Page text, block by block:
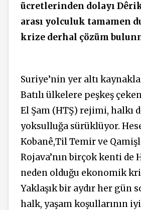
ücretlerinden dolayı
arası yolculuk tamamen
krize derhal çözüm
Suriye’nin yer altı
Batılı ülkelere peşkeş
El Şam (HTŞ) rejimi, halkı
yoksulluğa sürüklüyor.
Kobanê,Til Temir ve
Rojava’nın birçok kenti de
neden olduğu ekonomik
Yaklaşık bir aydır her gün
halk, yaşam koşullarının